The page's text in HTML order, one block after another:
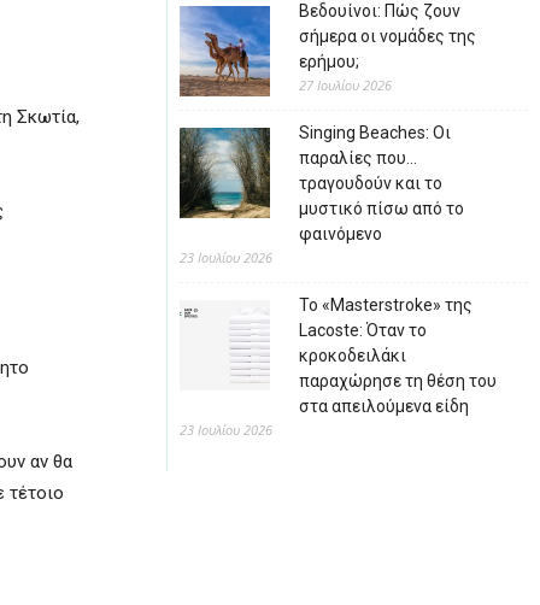
Σκωτία,
αν θα
τέτοιο
Βεδουίνοι: Πώς ζουν
σήμερα οι νομάδες της
ερήμου;
27 Ιουλίου 2026
Singing Beaches: Οι
παραλίες που…
τραγουδούν και το
μυστικό πίσω από το
φαινόμενο
23 Ιουλίου 2026
Το «Masterstroke» της
Lacoste: Όταν το
κροκοδειλάκι
παραχώρησε τη θέση του
στα απειλούμενα είδη
23 Ιουλίου 2026